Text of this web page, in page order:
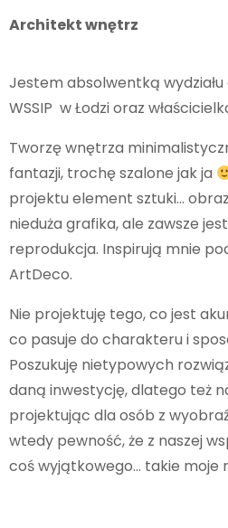
Architekt wnętrz
Jestem absolwentką
WSSIP w Łodzi oraz
Tworzę wnętrza
fantazji, trochę szalone jak ja
projektu element sztuki…
nieduża grafika, ale zawsze
reprodukcja. Inspirują mnie
ArtDeco.
Nie projektuję tego, co jest
co pasuje do charakteru i
Poszukuję nietypowych
daną inwestycję, dlatego też
projektując dla osób z
wtedy pewność, że z naszej
coś wyjątkowego… takie moje